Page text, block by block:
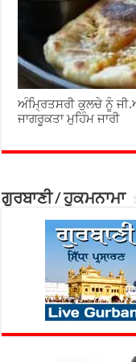
ਅੰਮ੍ਰਿਤਸਰੀ ਕੁਲਚੇ ਨੂੰ
ਜਾਗਰੂਕਤਾ ਮੁਹਿੰਮ ਜਾਰੀ
ਗੁਰਬਾਣੀ / ਹੁਕਮਨਾਮਾ